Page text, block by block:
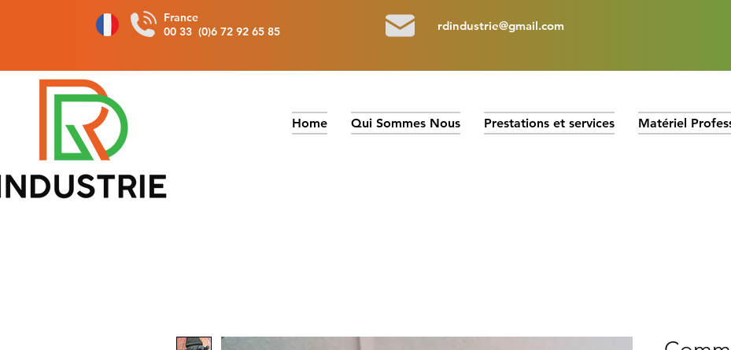
France
00 33 (0)6 72 92 65 85
rdindustrie@gmail.com
Home Qui Sommes Nous Prestations et services Matériel